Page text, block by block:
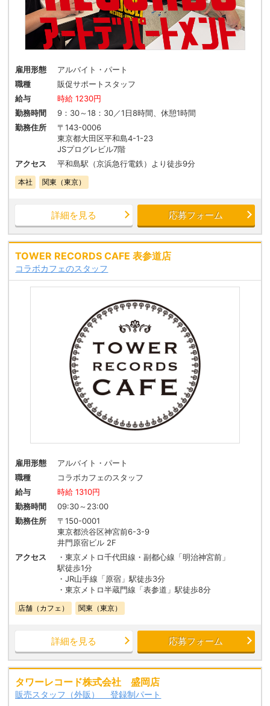
雇用形態
アルバイト・パート
職種
販促サポートスタッフ
給与
時給 1230円
勤務時間
9：30～18：30／1日8時間、休憩1時間
勤務住所
〒143-0006
東京都大田区平和島4-1-23
JSプログレビル7階
アクセス
平和島駅（京浜急行電鉄）より徒歩9分
本社 関東（東京）
詳細を見る 応募フォーム
TOWER RECORDS CAFE 表参道店
コラボカフェのスタッフ
雇用形態
アルバイト・パート
職種
コラボカフェのスタッフ
給与
時給 1310円
勤務時間
09:30～23:00
勤務住所
〒150-0001
東京都渋谷区神宮前6-3-9
井門原宿ビル 2F
アクセス
・東京メトロ千代田線・副都心線「明治神宮前」
駅徒歩1分
・JR山手線「原宿」駅徒歩3分
・東京メトロ半蔵門線「表参道」駅徒歩8分
店舗（カフェ） 関東（東京）
詳細を見る 応募フォーム
タワーレコード株式会社 盛岡店
販売スタッフ（外販） 登録制パート